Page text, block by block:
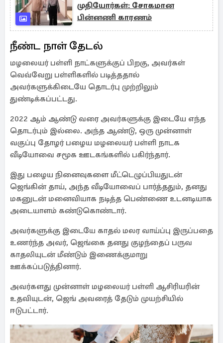
முதியோர்கள்: சோகமான
பின்னணி காரணம்
நீண்ட நாள் தேடல்
மழலையர் பள்ளி நாட்களுக்குப் பிறகு, அவர்கள்
வெவ்வேறு பள்ளிகளில் படித்ததால்
அவர்களுக்கிடையே தொடர்பு முற்றிலும்
துண்டிக்கப்பட்டது.
2022 ஆம் ஆண்டு வரை அவர்களுக்கு இடையே எந்த
தொடர்பும் இல்லை. அந்த ஆண்டு, ஒரு முன்னாள்
வகுப்பு தோழர் பழைய மழலையர் பள்ளி நாடக
வீடியோவை சமூக ஊடகங்களில் பகிர்ந்தார்.
இது பழைய நினைவுகளை மீட்டெழுப்பியதுடன்
ஜெங்கின் தாய், அந்த வீடியோவைப் பார்த்ததும், தனது
மகனுடன் மனைவியாக நடித்த பெண்ணை உடனடியாக
அடையாளம் கண்டுகொண்டார்.
அவர்களுக்கு இடையே காதல் மலர வாய்ப்பு இருப்பதை
உணர்ந்த அவர், ஜெங்கை தனது குழந்தைப் பருவ
காதலியுடன் மீண்டும் இணைக்குமாறு
ஊக்கப்படுத்தினார்.
அவர்களது முன்னாள் மழலையர் பள்ளி ஆசிரியரின்
உதவியுடன், ஜெங் அவரைத் தேடும் முயற்சியில்
ஈடுபட்டார்.